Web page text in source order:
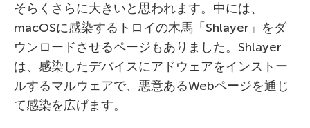
そらくさらに大きいと思われます。中には、
macOSに感染するトロイの木馬「Shlayer」をダ
ウンロードさせるページもありました。Shlayer
は、感染したデバイスにアドウェアをインストー
ルするマルウェアで、悪意あるWebページを通じ
て感染を広げます。